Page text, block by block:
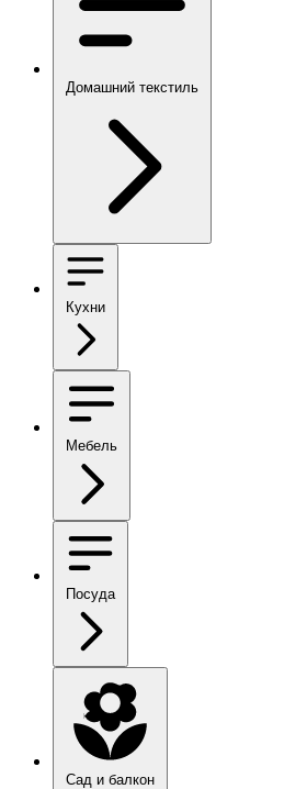
Домашний текстиль
Кухни
Мебель
Посуда
Сад и балкон